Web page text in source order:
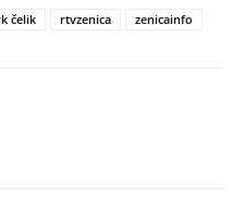
čelik rtvzenica zenicainfo